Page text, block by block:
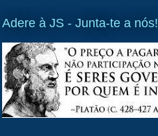
Adere à JS - Junta-te a nós!